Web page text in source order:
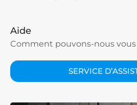
Aide
Comment pouvons-nous vous
SERVICE